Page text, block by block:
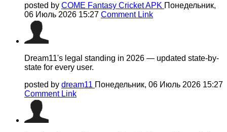
posted by COME Fantasy Cricket APK Понедельник,
06 Июль 2026 15:27 Comment Link
Dream11's legal standing in 2026 — updated state-by-
state for every user.
posted by dream11 Понедельник, 06 Июль 2026 15:27
Comment Link